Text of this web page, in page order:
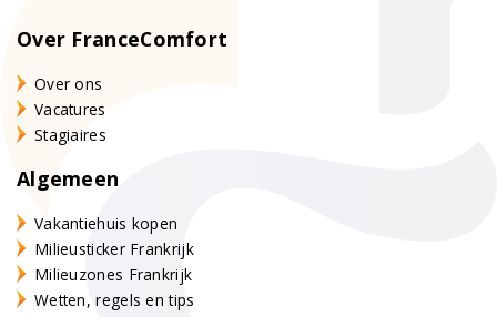
Over FranceComfort
Over ons
Vacatures
Stagiaires
Algemeen
Vakantiehuis kopen
Milieusticker Frankrijk
Milieuzones Frankrijk
Wetten, regels en tips